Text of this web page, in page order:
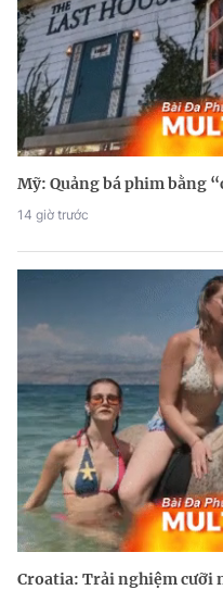
Mỹ: Quảng bá phim bằng
14 giờ trước
Croatia: Trải nghiệm cưỡi